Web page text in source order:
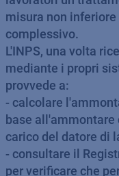
misura non
complessivo.
L'INPS, una volta
mediante i propri
provvede a:
- calcolare
base
carico del datore di
- consultare il
per verificare che